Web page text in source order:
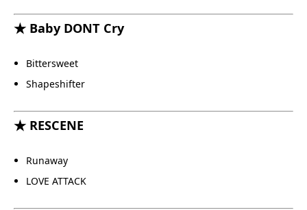
★ Baby DONT Cry
Bittersweet
Shapeshifter
★ RESCENE
Runaway
LOVE ATTACK